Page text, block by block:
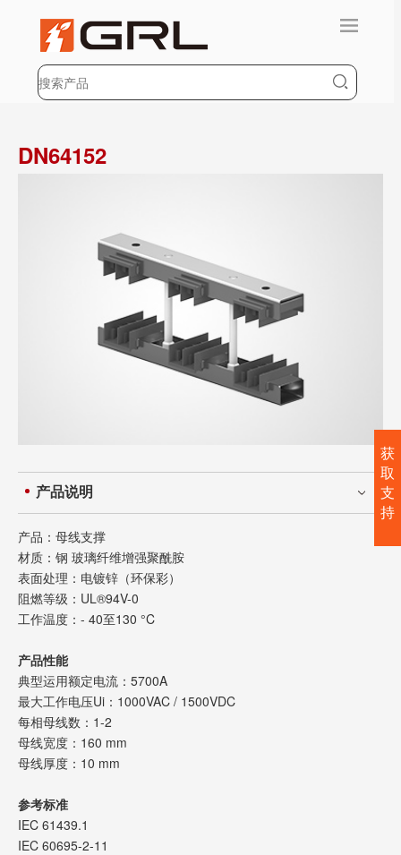
DN64152
产品说明
产品：母线支撑
材质：钢 玻璃纤维增强聚酰胺
表面处理：电镀锌（环保彩）
阻燃等级：UL®94V-0
工作温度：- 40至130 °C
产品性能
典型运用额定电流：5700A
最大工作电压Ui：1000VAC / 1500VDC
每相母线数：1-2
母线宽度：160 mm
母线厚度：10 mm
参考标准
IEC 61439.1
IEC 60695-2-11
获
取
支
持